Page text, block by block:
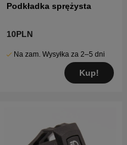
Podkładka sprężysta
10PLN
Na zam. Wysyłka za 2–5 dni
Kup!